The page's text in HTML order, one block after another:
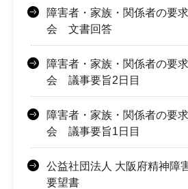
障害者・家族・関係者の要
会 文書回答
障害者・家族・関係者の要
会 議事要旨2日目
障害者・家族・関係者の要
会 議事要旨1日目
公益社団法人 大阪府精神障
要望書